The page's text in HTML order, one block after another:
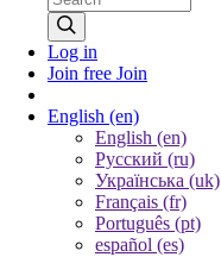
Log in
Join free Join
English (en)
English (en)
Русский (ru)
Українська (uk)
Français (fr)
Português (pt)
español (es)